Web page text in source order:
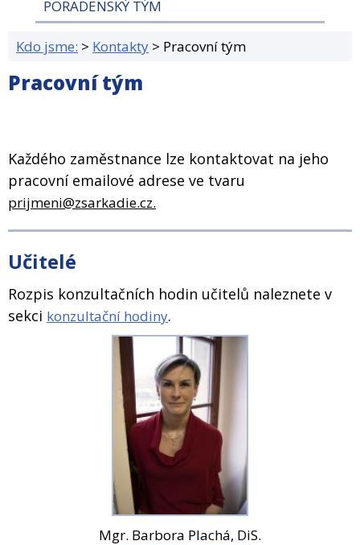
PORADENSKÝ TÝM
Kdo jsme: > Kontakty > Pracovní tým
Pracovní tým
Každého zaměstnance lze kontaktovat na jeho
pracovní emailové adrese ve tvaru
prijmeni@zsarkadie.cz.
Učitelé
Rozpis konzultačních hodin učitelů naleznete v
sekci konzultační hodiny.
Mgr. Barbora Plachá, DiS.